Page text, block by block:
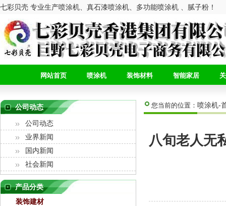
七彩贝壳 专业生产喷涂机、真石漆喷涂机、多功能喷涂机 、腻子粉！
网站首页 喷涂机 装饰材料 智能家居
公司动态
公司动态
业界新闻
国内新闻
社会新闻
产品分类
装饰建材
您当前的位置： 喷涂机-
八旬老人无